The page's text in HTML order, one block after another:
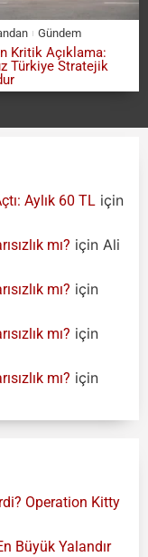
Gündem
Kritik Açıklama:
Türkiye Stratejik
Aylık 60 TL için
mı? için Ali
mı? için
mı? için
mı? için
Operation Kitty
Büyük Yalandır